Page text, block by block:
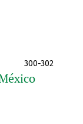
300-302